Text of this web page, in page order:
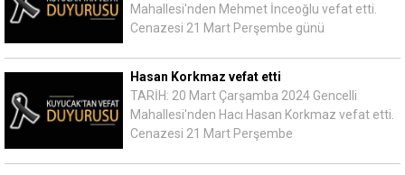
Mahallesi'nden Mehmet İnceoğlu vefat etti.
Cenazesi 21 Mart Perşembe günü
Hasan Korkmaz vefat etti
TARİH: 20 Mart Çarşamba 2024 Gencelli
Mahallesi'nden Hacı Hasan Korkmaz vefat etti.
Cenazesi 21 Mart Perşembe